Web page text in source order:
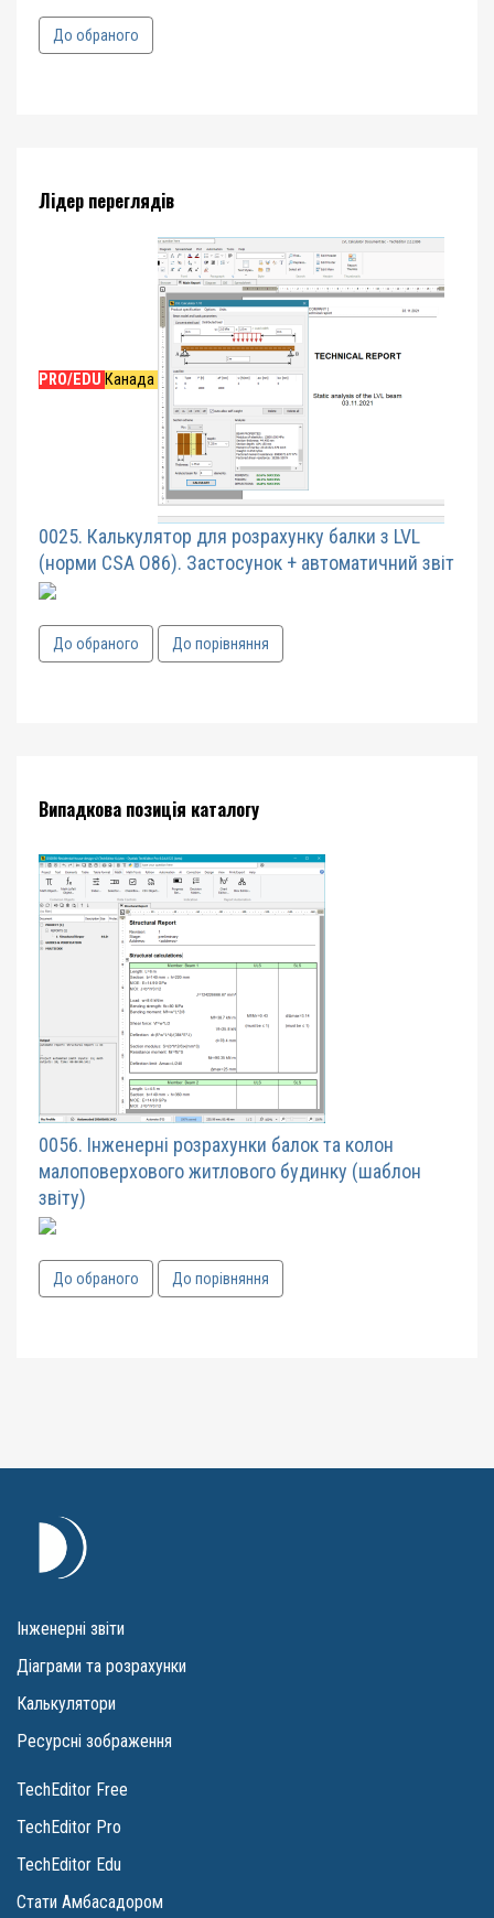
До обраного
Лідер переглядів
PRO/EDU Канада
0025. Калькулятор для розрахунку балки з LVL
(норми CSA O86). Застосунок + автоматичний звіт
До обраного До порівняння
Випадкова позиція каталогу
0056. Інженерні розрахунки балок та колон
малоповерхового житлового будинку (шаблон
звіту)
До обраного До порівняння
Інженерні звіти
Діаграми та розрахунки
Калькулятори
Ресурсні зображення
TechEditor Free
TechEditor Pro
TechEditor Edu
Стати Амбасадором